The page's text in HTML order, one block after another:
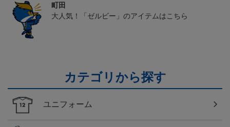
町田
大人気！「ゼルビー」のアイテムはこちら
カテゴリから探す
ユニフォーム